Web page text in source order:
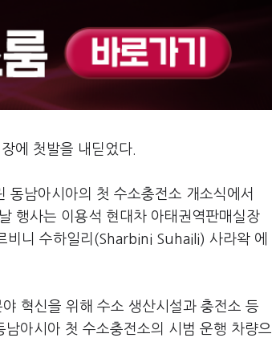
에 첫발을 내딛었다.
남아시아의 첫 수소충전소 개소식에서
행사는 이용석 현대차 아태권역판매실장
니 수하일리(Sharbini Suhaili) 사라왁 에
혁신을 위해 수소 생산시설과 충전소 등
아시아 첫 수소충전소의 시범 운행 차량으